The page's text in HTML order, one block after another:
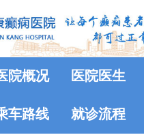
院概况 医院医生
车路线 就诊流程